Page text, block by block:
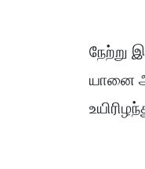
நேற்று
யானை